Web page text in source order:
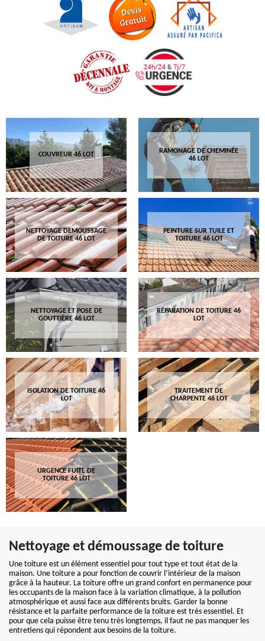
COUVREUR 46 LOT
RAMONAGE DE CHEMINÉE
46 LOT
NETTOYAGE DEMOUSSAGE
DE TOITURE 46 LOT
PEINTURE SUR TUILE ET
TOITURE 46 LOT
NETTOYAGE ET POSE DE
GOUTTIÈRE 46 LOT
RÉPARATION DE TOITURE 46
LOT
ISOLATION DE TOITURE 46
LOT
TRAITEMENT DE
CHARPENTE 46 LOT
URGENCE FUITE DE
TOITURE 46 LOT
Nettoyage et démoussage de toiture
Une toiture est un élément essentiel pour tout type et tout état de la
maison. Une toiture a pour fonction de couvrir l’intérieur de la maison
grâce à la hauteur. La toiture offre un grand confort en permanence pour
les occupants de la maison face à la variation climatique, à la pollution
atmosphérique et aussi face aux différents bruits. Garder la bonne
résistance et la parfaite performance de la toiture est très essentiel. Et
pour que cela puisse être tenu très longtemps, il faut ne pas manquer les
entretiens qui répondent aux besoins de la toiture.